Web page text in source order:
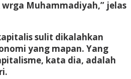
Muhammadiyah,” jelas
sulit dikalahkan
yang mapan. Yang
kata dia, adalah